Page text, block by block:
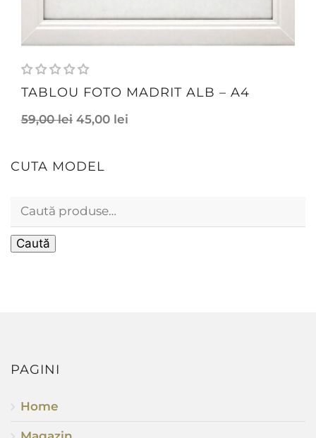
TABLOU FOTO MADRIT ALB – A4
59,00lei 45,00 lei
CUTA MODEL
Caută
PAGINI
Home